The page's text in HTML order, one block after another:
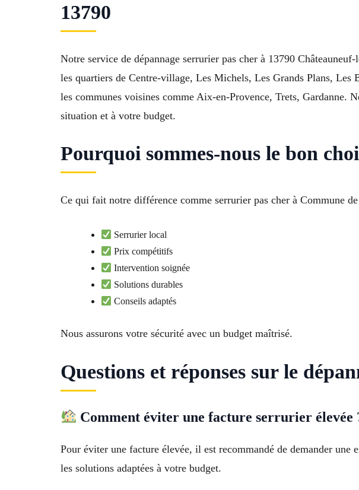
13790
Notre service de dépannage serrurier pas cher à 13790
les quartiers de Centre-village, Les Michels, Les Grands Plans,
les communes voisines comme Aix-en-Provence, Trets, Gardanne.
situation et à votre budget.
Pourquoi sommes-nous le bon
Ce qui fait notre différence comme serrurier pas cher à Commune
Serrurier local
Prix compétitifs
Intervention soignée
Solutions durables
Conseils adaptés
Nous assurons votre sécurité avec un budget maîtrisé.
Questions et réponses sur le
Comment éviter une facture serrurier élevée
Pour éviter une facture élevée, il est recommandé de demander
les solutions adaptées à votre budget.